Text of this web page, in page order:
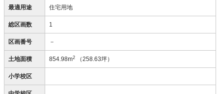
最適用途 住宅用地
総区画数 1
区画番号 －
土地面積 854.98m2 （258.63坪）
小学校区